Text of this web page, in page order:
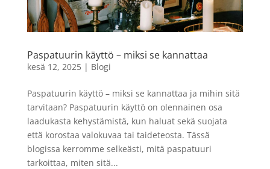
Paspatuurin käyttö – miksi se kannattaa
kesä 12, 2025| Blogi
Paspatuurin käyttö – miksi se kannattaa ja mihin sitä
tarvitaan? Paspatuurin käyttö on olennainen osa
laadukasta kehystämistä, kun haluat sekä suojata
että korostaa valokuvaa tai taideteosta. Tässä
blogissa kerromme selkeästi, mitä paspatuuri
tarkoittaa, miten sitä...
Art Link Trendline
valokuvakehys, Valkoinen
- 40 x 50 cm
9,99€